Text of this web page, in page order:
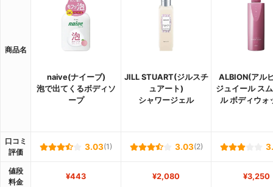
商品名
naive(ナイーブ)
泡で出てくるボディソ
ープ
JILL STUART(ジルスチ
ュアート)
シャワージェル
ALBION(アル
ジュイール ス
ル ボディウォ
口コミ
評価
3.03(1) 3.03(2)
値段
料金
¥443 ¥2,080 ¥3,250